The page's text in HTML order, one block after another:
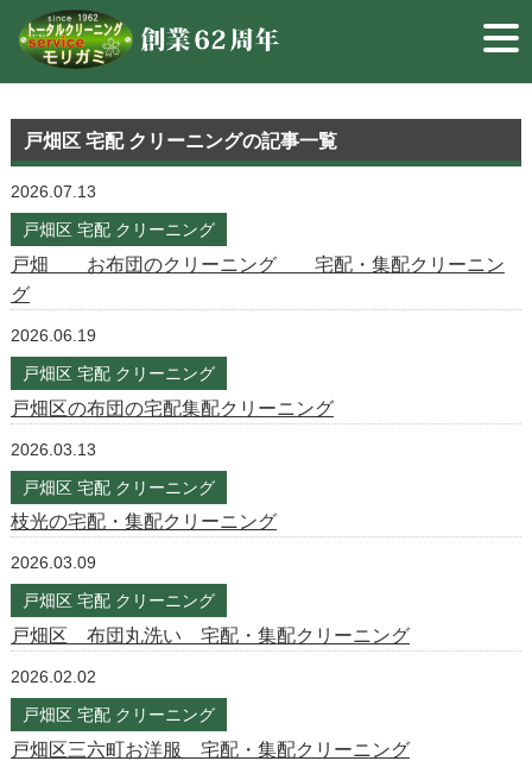
戸畑区 宅配 クリーニングの記事一覧
2026.07.13
戸畑区 宅配 クリーニング
戸畑 お布団のクリーニング 宅配・集配クリーニン
グ
2026.06.19
戸畑区 宅配 クリーニング
戸畑区の布団の宅配集配クリーニング
2026.03.13
戸畑区 宅配 クリーニング
枝光の宅配・集配クリーニング
2026.03.09
戸畑区 宅配 クリーニング
戸畑区 布団丸洗い 宅配・集配クリーニング
2026.02.02
戸畑区 宅配 クリーニング
戸畑区三六町お洋服 宅配・集配クリーニング